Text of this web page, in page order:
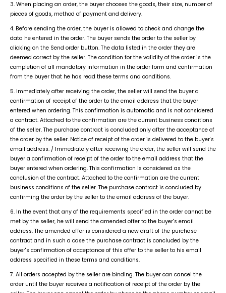
3. When placing an order, the buyer chooses the goods, their size, number of
pieces of goods, method of payment and delivery.
4. Before sending the order, the buyer is allowed to check and change the
data he entered in the order. The buyer sends the order to the seller by
clicking on the Send order button. The data listed in the order they are
deemed correct by the seller. The condition for the validity of the order is the
completion of all mandatory information in the order form and confirmation
from the buyer that he has read these terms and conditions.
5. Immediately after receiving the order, the seller will send the buyer a
confirmation of receipt of the order to the email address that the buyer
entered when ordering. This confirmation is automatic and is not considered
a contract. Attached to the confirmation are the current business conditions
of the seller. The purchase contract is concluded only after the acceptance of
the order by the seller. Notice of receipt of the order is delivered to the buyer's
email address. / Immediately after receiving the order, the seller will send the
buyer a confirmation of receipt of the order to the email address that the
buyer entered when ordering. This confirmation is considered as the
conclusion of the contract. Attached to the confirmation are the current
business conditions of the seller. The purchase contract is concluded by
confirming the order by the seller to the email address of the buyer.
6. In the event that any of the requirements specified in the order cannot be
met by the seller, he will send the amended offer to the buyer's email
address. The amended offer is considered a new draft of the purchase
contract and in such a case the purchase contract is concluded by the
buyer's confirmation of acceptance of this offer to the seller to his email
address specified in these terms and conditions.
7. All orders accepted by the seller are binding. The buyer can cancel the
order until the buyer receives a notification of receipt of the order by the